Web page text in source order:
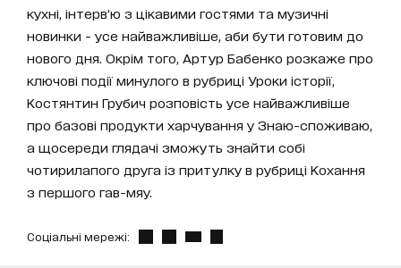
кухні, інтерв’ю з цікавими гостями та музичні
новинки - усе найважливіше, аби бути готовим до
нового дня. Окрім того, Артур Бабенко розкаже про
ключові події минулого в рубриці Уроки історії,
Костянтин Грубич розповість усе найважливіше
про базові продукти харчування у Знаю-споживаю,
а щосереди глядачі зможуть знайти собі
чотирилапого друга із притулку в рубриці Кохання
з першого гав-мяу.
Соціальні мережі: